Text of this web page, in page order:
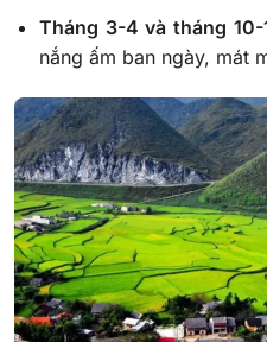
Tháng 3-4 và tháng
nắng ấm ban ngày, mát